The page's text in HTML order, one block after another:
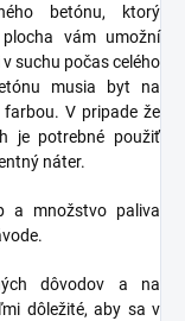
betónu, ktorý
vám umožní
suchu počas celého
musia byt na
V pripade že
je potrebné použiť
náter.
a množstvo paliva
dôvodov a na
dôležité, aby sa v